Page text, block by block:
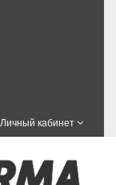
Личный кабинет